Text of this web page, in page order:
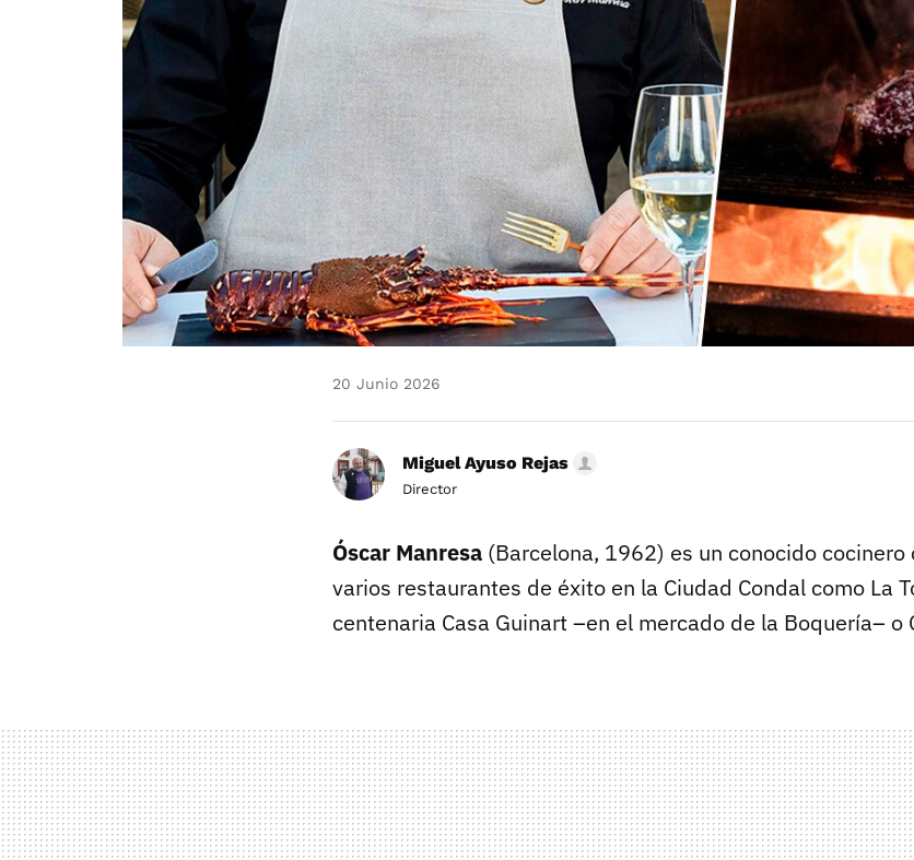
20 Junio 2026
Miguel Ayuso Rejas
Director
Óscar Manresa (Barcelona, 1962) es un conocido
varios restaurantes de éxito en la Ciudad Condal como La
centenaria Casa Guinart –en el mercado de la Boquería– o